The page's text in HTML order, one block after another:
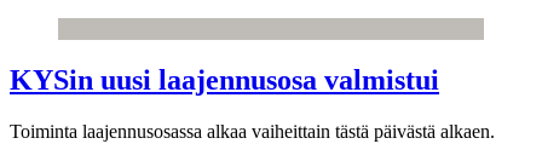
KYSin uusi laajennusosa valmistui
Toiminta laajennusosassa alkaa vaiheittain tästä päivästä alkaen.